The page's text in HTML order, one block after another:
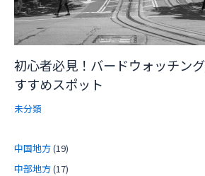
初心者必見！バードウォッチン
すすめスポット
未分類
中国地方(19)
中部地方(17)